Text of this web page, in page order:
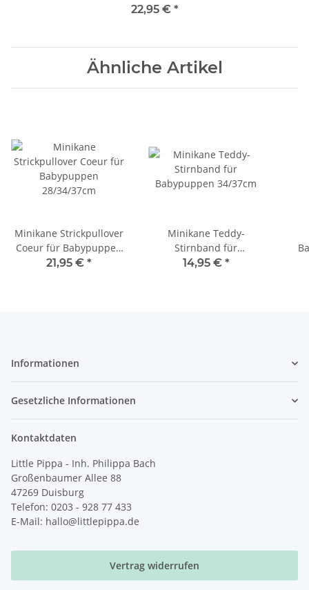
22,95 € *
Ähnliche Artikel
Minikane Strickpullover
Coeur für Babypuppen
28/34/37cm
21,95 € *
Minikane Teddy-
Stirnband für
Babypuppen 34/37cm
14,95 € *
Informationen
Gesetzliche Informationen
Kontaktdaten
Little Pippa - Inh. Philippa Bach
Großenbaumer Allee 88
47269 Duisburg
Telefon: 0203 - 928 77 433
E-Mail: hallo@littlepippa.de
Vertrag widerrufen